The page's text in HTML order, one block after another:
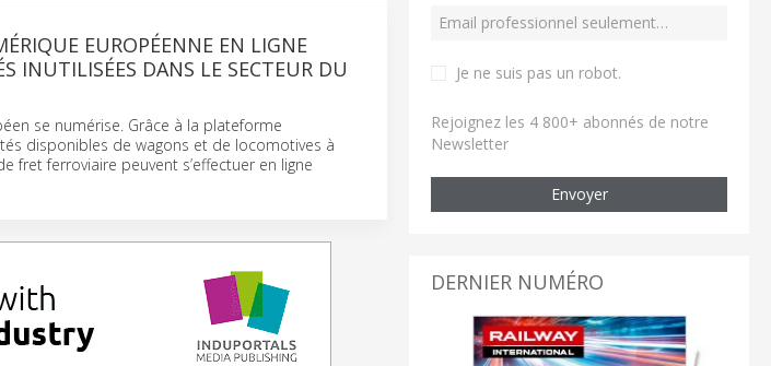
EUROPÉENNE EN LIGNE
INUTILISÉES DANS LE SECTEUR DU
se numérise. Grâce à la plateforme
disponibles de wagons et de locomotives à
fret ferroviaire peuvent s’effectuer en ligne
Je ne suis pas un robot.
Rejoignez les 4 800+ abonnés de notre
Newsletter
Envoyer
DERNIER NUMÉRO